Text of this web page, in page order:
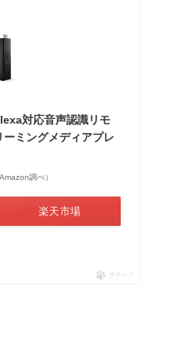
対応音声認識リモ
ミングメディアプレ
調べ）
楽天市場
ポチップ